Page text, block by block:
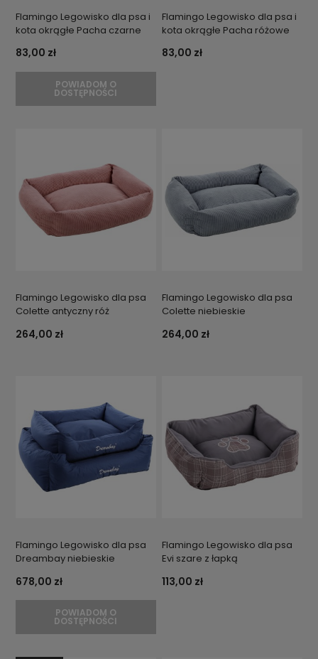
Flamingo Legowisko dla psa i
kota okrągłe Pacha czarne
83,00 zł
POWIADOM O
DOSTĘPNOŚCI
Flamingo Legowisko dla psa i
kota okrągłe Pacha różowe
83,00 zł
Flamingo Legowisko dla psa
Colette antyczny róż
264,00 zł
Flamingo Legowisko dla psa
Colette niebieskie
264,00 zł
Flamingo Legowisko dla psa
Dreambay niebieskie
678,00 zł
POWIADOM O
DOSTĘPNOŚCI
Flamingo Legowisko dla psa
Evi szare z łapką
113,00 zł